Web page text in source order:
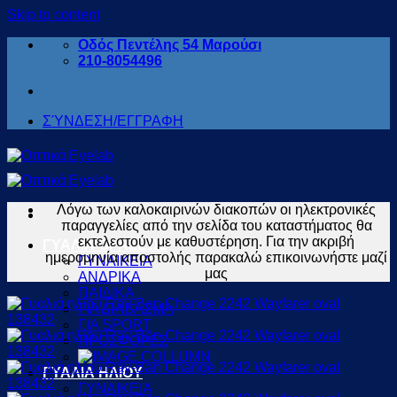
Skip to content
Οδός Πεντέλης 54 Μαρούσι
210-8054496
ΣΎΝΔΕΣΗ/ΕΓΓΡΑΦΗ
ΓΥΑΛΙΑ ΟΡΑΣΕΩΣ
ΓΥΝΑΙΚΕΙΑ
ΑΝΔΡΙΚΑ
ΠΑΙΔΙΚΑ
ΓΙΑ ΔΙΑΒΑΣΜΑ
ΓΙΑ SPORT
ΠΡΟΣΦΟΡΕΣ
ΓΥΑΛΙΑ ΗΛΙΟΥ
ΓΥΝΑΙΚΕΙΑ
Λόγω των καλοκαιρινών διακοπών οι ηλεκτρονικές
παραγγελίες από την σελίδα του καταστήματος θα
εκτελεστούν με καθυστέρηση. Για την ακριβή
ημερομηνία αποστολής παρακαλώ επικοινωνήστε μαζί
μας